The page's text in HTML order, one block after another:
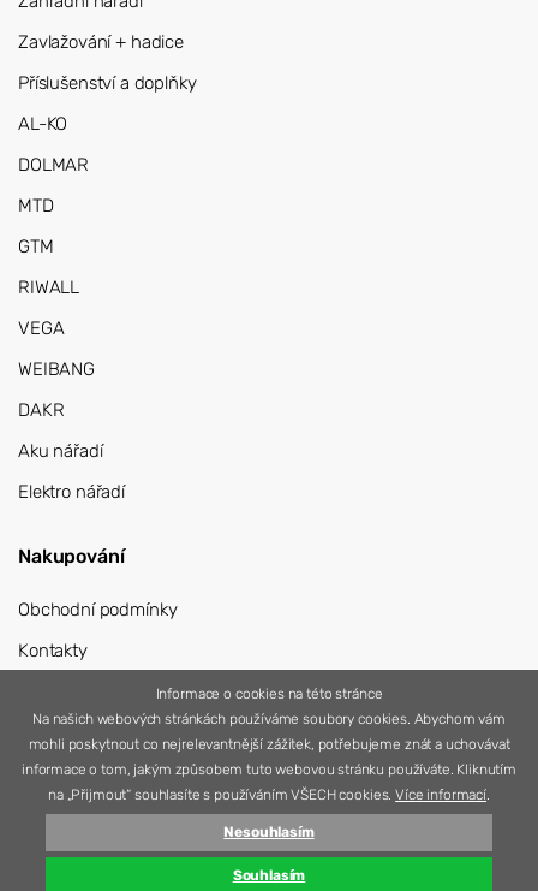
Zavlažování + hadice
Příslušenství a doplňky
AL-KO
DOLMAR
MTD
GTM
RIWALL
VEGA
WEIBANG
DAKR
Aku nářadí
Elektro nářadí
Nakupování
Obchodní podmínky
Kontakty
Informace o cookies na této stránce
Na našich webových stránkách používáme soubory cookies. Abychom vám
mohli poskytnout co nejrelevantnější zážitek, potřebujeme znát a uchovávat
informace o tom, jakým způsobem tuto webovou stránku používáte. Kliknutím
na „Přijmout“ souhlasíte s používáním VŠECH cookies.Více informací.
Nesouhlasím
Souhlasím